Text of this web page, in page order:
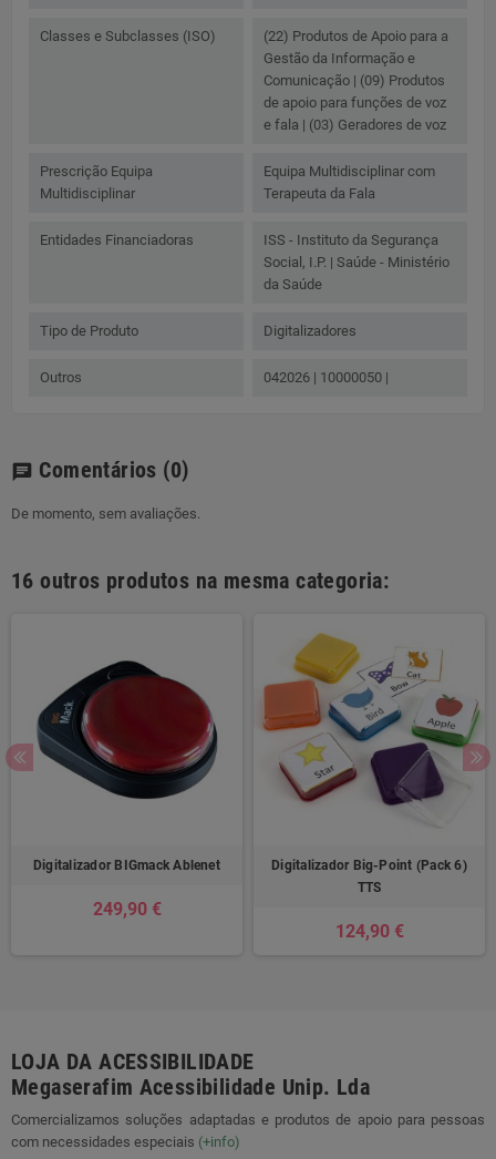
Classes e Subclasses (ISO)
(22) Produtos de Apoio para a
Gestão da Informação e
Comunicação | (09) Produtos
de apoio para funções de voz
e fala | (03) Geradores de voz
Prescrição Equipa
Multidisciplinar
Equipa Multidisciplinar com
Terapeuta da Fala
Entidades Financiadoras
ISS - Instituto da Segurança
Social, I.P. | Saúde - Ministério
da Saúde
Tipo de Produto Digitalizadores
Outros 042026 | 10000050 |
chat Comentários (0)
De momento, sem avaliações.
16 outros produtos na mesma categoria:
Digitalizador BIGmack Ablenet
249,90 €
Digitalizador Big-Point (Pack 6)
TTS
124,90 €
LOJA DA ACESSIBILIDADE
Megaserafim Acessibilidade Unip. Lda
Comercializamos soluções adaptadas e produtos de apoio para pessoas
com necessidades especiais (+info)